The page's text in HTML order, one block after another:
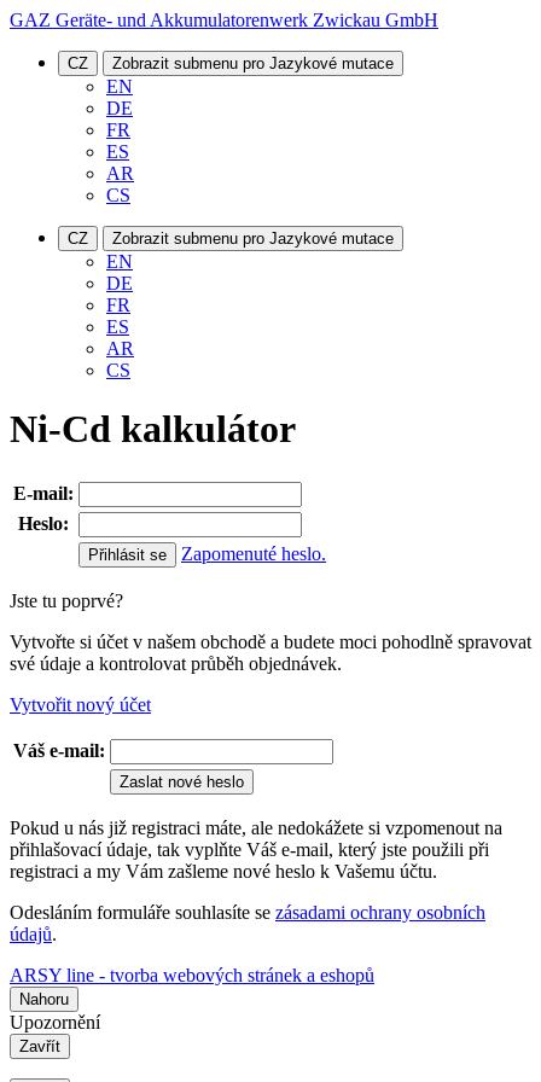
GAZ Geräte- und Akkumulatorenwerk Zwickau GmbH
CZ Zobrazit submenu pro Jazykové mutace
EN
DE
FR
ES
AR
CS
CZ Zobrazit submenu pro Jazykové mutace
EN
DE
FR
ES
AR
CS
Ni-Cd kalkulátor
E-mail:
Heslo:
Zapomenuté heslo.
Jste tu poprvé?
Vytvořte si účet v našem obchodě a budete moci pohodlně spravovat
své údaje a kontrolovat průběh objednávek.
Vytvořit nový účet
Váš e-mail:
Zaslat nové heslo
Pokud u nás již registraci máte, ale nedokážete si vzpomenout na
přihlašovací údaje, tak vyplňte Váš e-mail, který jste použili při
registraci a my Vám zašleme nové heslo k Vašemu účtu.
Odesláním formuláře souhlasíte se zásadami ochrany osobních
údajů.
ARSY line - tvorba webových stránek a eshopů
Nahoru
Upozornění
Zavřít